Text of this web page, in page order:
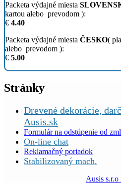
Packeta výdajné miesta
kartou alebo prevodom ):
€ 4.40
Packeta výdajné miesta ČESKO(
alebo prevodom ):
€ 5.00
Stránky
Drevené dekorácie,
Ausis.sk
Formulár na odstúpenie od
On-line chat
Reklamačný poriadok
Stabilizovaný mach.
Ausis s.r.o